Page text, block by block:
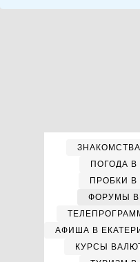
ПОГОДА В
ПРОБКИ В
ФОРУМЫ В
АФИША В
КУРСЫ